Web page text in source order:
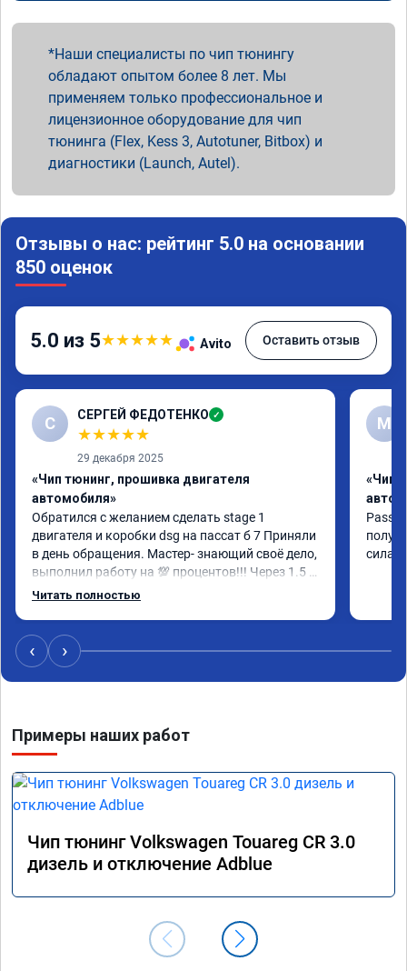
Наши специалисты по чип тюнингу
обладают опытом более 8 лет. Мы
применяем только профессиональное и
лицензионное оборудование для чип
тюнинга (Flex, Kess 3, Autotuner, Bitbox) и
диагностики (Launch, Autel).
Отзывы о нас: рейтинг 5.0 на основании
850 оценок
5.0 из 5★★★★★ Avito Оставить отзыв
С СЕРГЕЙ ФЕДОТЕНКО ✓
★★★★★
29 декабря 2025
«Чип тюнинг, прошивка двигателя
автомобиля»
Обратился с желанием сделать stage 1
двигателя и коробки dsg на пассат б 7 Приняли
в день обращения. Мастер- знающий своё дело,
выполнил работу на 💯 процентов!!! Через 1.5
часа (время на прошивку) машину не узнать!!!
Читать полностью
M
«Чип
сила,
‹ ›
Примеры наших работ
Чип тюнинг Volkswagen Touareg CR 3.0
дизель и отключение Adblue